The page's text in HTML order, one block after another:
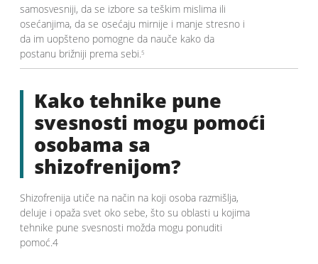
samosvesniji, da se izbore sa teškim mislima ili
osećanjima, da se osećaju mirnije i manje stresno i
da im uopšteno pomogne da nauče kako da
postanu brižniji prema sebi.5
Kako tehnike pune
svesnosti mogu pomoći
osobama sa
shizofrenijom?
Shizofrenija utiče na način na koji osoba razmišlja,
deluje i opaža svet oko sebe, što su oblasti u kojima
tehnike pune svesnosti možda mogu ponuditi
pomoć.4